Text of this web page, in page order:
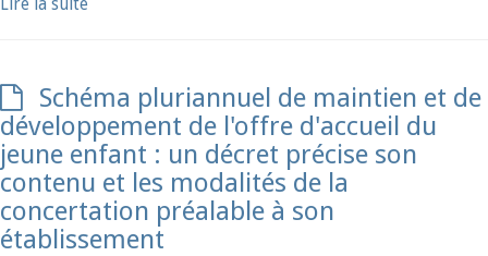
Lire la suite
Schéma pluriannuel de maintien et de
développement de l'offre d'accueil du
jeune enfant : un décret précise son
contenu et les modalités de la
concertation préalable à son
établissement